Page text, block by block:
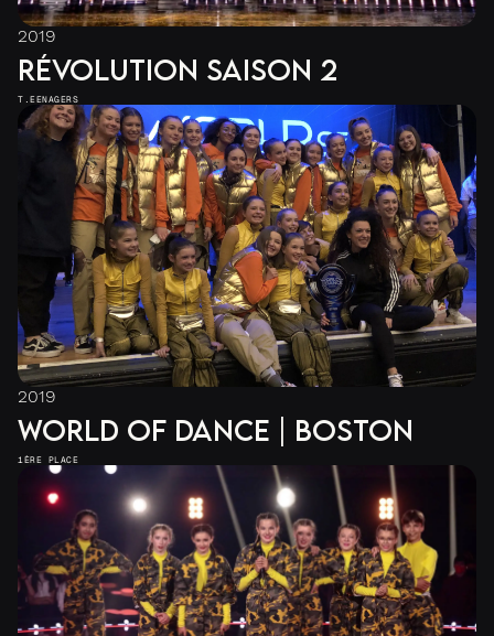
2019
RÉVOLUTION SAISON 2
T.EENAGERS
2019
WORLD OF DANCE | BOSTON
1ÈRE PLACE